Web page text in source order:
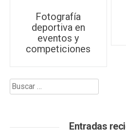
Navegación
entradas
Fotografía
deportiva en
eventos y
competiciones
Buscar:
Entradas